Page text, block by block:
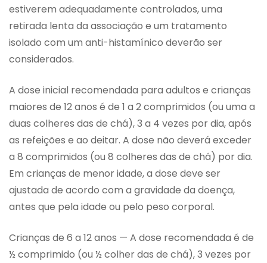
estiverem adequadamente controlados, uma
retirada lenta da associação e um tratamento
isolado com um anti-histamínico deverão ser
considerados.
A dose inicial recomendada para adultos e crianças
maiores de 12 anos é de 1 a 2 comprimidos (ou uma a
duas colheres das de chá), 3 a 4 vezes por dia, após
as refeições e ao deitar. A dose não deverá exceder
a 8 comprimidos (ou 8 colheres das de chá) por dia.
Em crianças de menor idade, a dose deve ser
ajustada de acordo com a gravidade da doença,
antes que pela idade ou pelo peso corporal.
Crianças de 6 a 12 anos — A dose recomendada é de
½ comprimido (ou ½ colher das de chá), 3 vezes por